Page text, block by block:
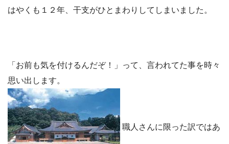
はやくも１２年、干支がひとまわりしてしまいました。
「お前も気を付けるんだぞ！」って、言われてた事を時々
思い出します。
職人さんに限った訳ではあ